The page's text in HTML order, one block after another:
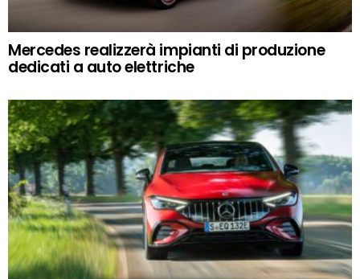
Mercedes realizzerà impianti di produzione
dedicati a auto elettriche